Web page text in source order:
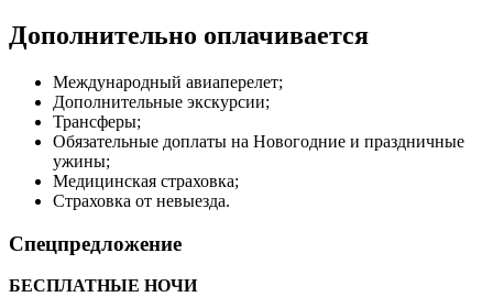
Дополнительно оплачивается
Международный авиаперелет;
Дополнительные экскурсии;
Трансферы;
Обязательные доплаты на Новогодние и праздничные
ужины;
Медицинская страховка;
Страховка от невыезда.
Спецпредложение
БЕСПЛАТНЫЕ НОЧИ